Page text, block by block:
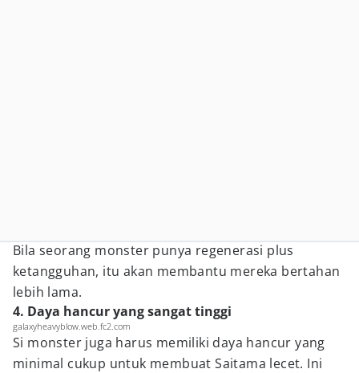
Bila seorang monster punya regenerasi plus
ketangguhan, itu akan membantu mereka bertahan
lebih lama.
4. Daya hancur yang sangat tinggi
galaxyheavyblow.web.fc2.com
Si monster juga harus memiliki daya hancur yang
minimal cukup untuk membuat Saitama lecet. Ini